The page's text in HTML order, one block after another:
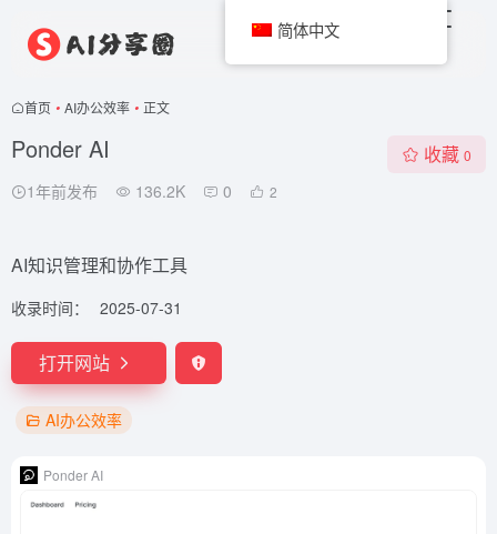
首页 • AI办公效率 • 正文
Ponder AI
1年前发布 136.2K 0 2
收藏 0
AI知识管理和协作工具
收录时间： 2025-07-31
打开网站
AI办公效率
Ponder AI
简体中文